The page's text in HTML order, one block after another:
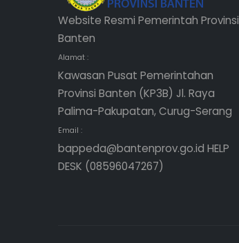
Website Resmi Pemerintah Provinsi
Banten
Alamat :
Kawasan Pusat Pemerintahan
Provinsi Banten (KP3B) Jl. Raya
Palima-Pakupatan, Curug-Serang
Email :
bappeda@bantenprov.go.id HELP
DESK (08596047267)